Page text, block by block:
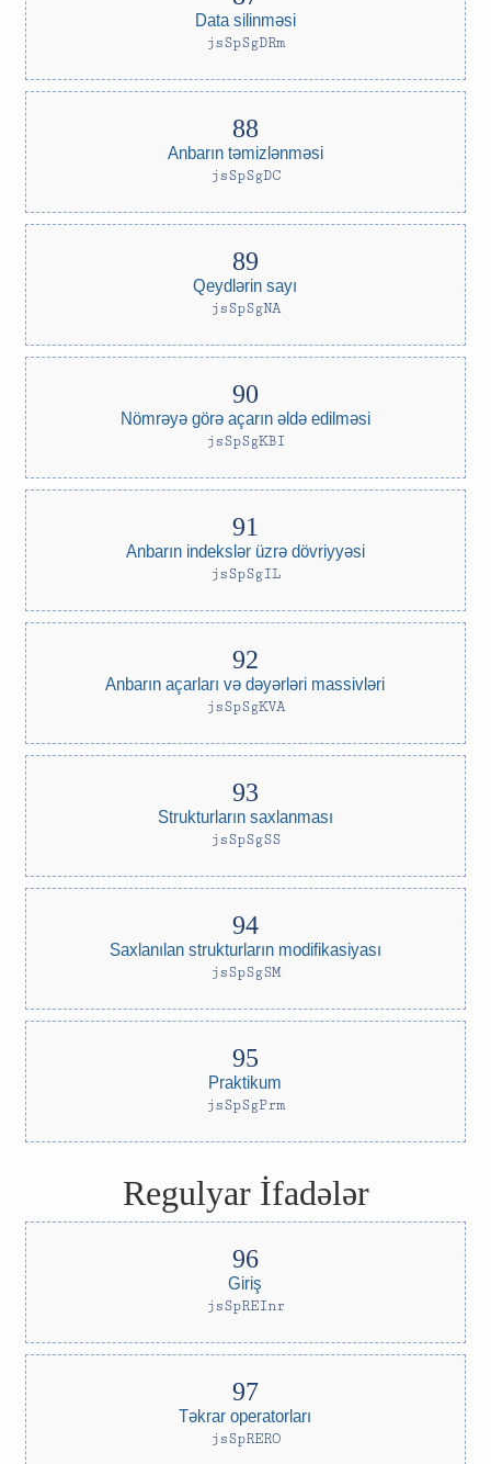
Data silinməsi
jsSpSgDRm
Anbarın təmizlənməsi
jsSpSgDC
Qeydlərin sayı
jsSpSgNA
Nömrəyə görə açarın əldə edilməsi
jsSpSgKBI
Anbarın indekslər üzrə dövriyyəsi
jsSpSgIL
Anbarın açarları və dəyərləri massivləri
jsSpSgKVA
Strukturların saxlanması
jsSpSgSS
Saxlanılan strukturların modifikasiyası
jsSpSgSM
Praktikum
jsSpSgPrm
Regulyar İfadələr
Giriş
jsSpREInr
Təkrar operatorları
jsSpRERO